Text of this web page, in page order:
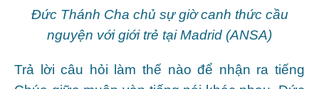
Đức Thánh Cha chủ sự giờ canh thức cầu
nguyện với giới trẻ tại Madrid (ANSA)
Trả lời câu hỏi làm thế nào để nhận ra tiếng